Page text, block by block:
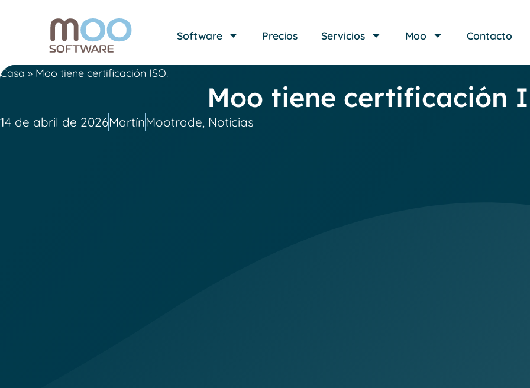
Software Precios Servicios Moo Contacto
Casa » Moo tiene certificación ISO.
Moo tiene certificación
14 de abril de 2026MartínMootrade, Noticias